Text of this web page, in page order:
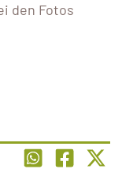
den Fotos